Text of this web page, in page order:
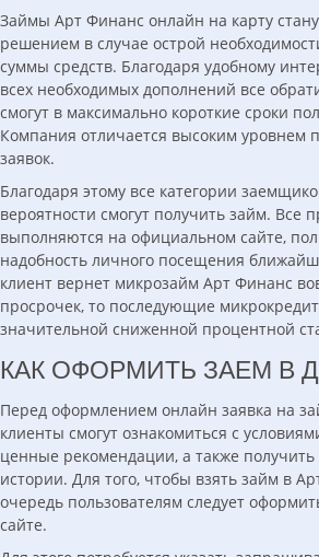
Займы Арт Финанс онлайн на карту
решением в случае острой
суммы средств. Благодаря удобному
всех необходимых дополнений все
смогут в максимально короткие сроки
Компания отличается высоким уровнем
заявок.
Благодаря этому все категории
вероятности смогут получить займ. Все
выполняются на официальном сайте,
надобность личного посещения
клиент вернет микрозайм Арт Финанс
просрочек, то последующие
значительной сниженной процентной
КАК ОФОРМИТЬ ЗАЕМ В
Перед оформлением онлайн заявка на
клиенты смогут ознакомиться с
ценные рекомендации, а также получить
истории. Для того, чтобы взять займ в
очередь пользователям следует
сайте.